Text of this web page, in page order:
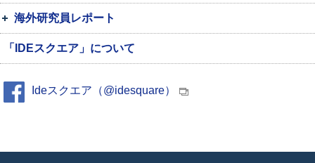
海外研究員レポート
「IDEスクエア」について
Ideスクエア（@idesquare）